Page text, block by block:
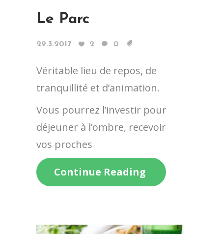
Le Parc
29.3.2017 2 0
Véritable lieu de repos, de
tranquillité et d’animation.
Vous pourrez l’investir pour
déjeuner à l’ombre, recevoir
vos proches
Continue Reading